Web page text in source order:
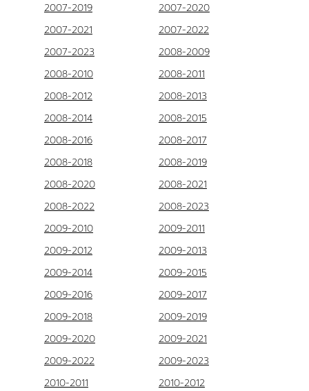
2007-2019
2007-2020
2007-2021
2007-2022
2007-2023
2008-2009
2008-2010
2008-2011
2008-2012
2008-2013
2008-2014
2008-2015
2008-2016
2008-2017
2008-2018
2008-2019
2008-2020
2008-2021
2008-2022
2008-2023
2009-2010
2009-2011
2009-2012
2009-2013
2009-2014
2009-2015
2009-2016
2009-2017
2009-2018
2009-2019
2009-2020
2009-2021
2009-2022
2009-2023
2010-2011
2010-2012